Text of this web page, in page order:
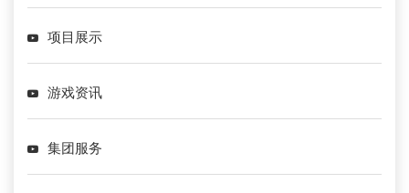
项目展示
游戏资讯
集团服务